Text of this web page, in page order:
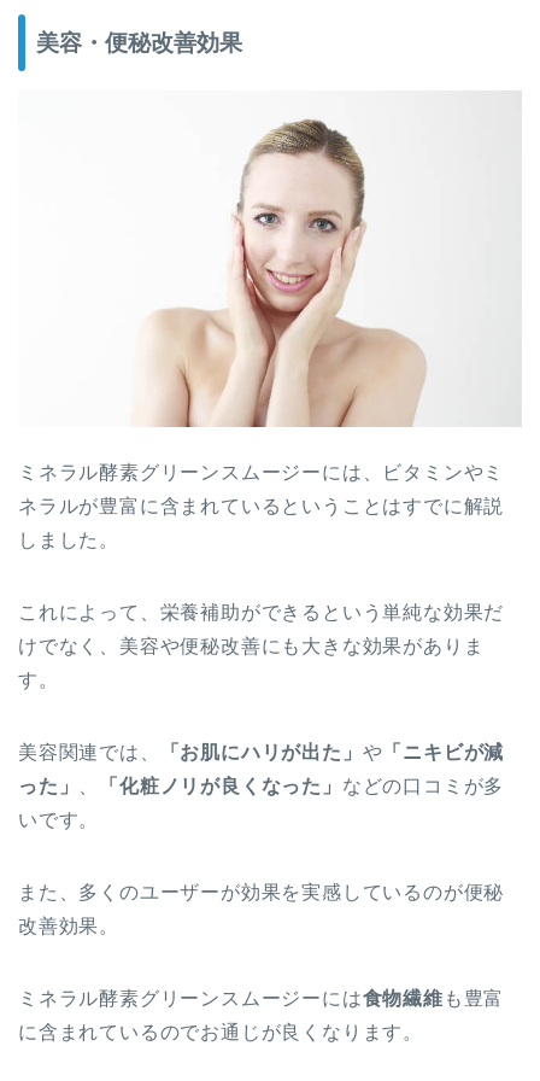
美容・便秘改善効果
ミネラル酵素グリーンスムージーには、ビタミンやミ
ネラルが豊富に含まれているということはすでに解説
しました。
これによって、栄養補助ができるという単純な効果だ
けでなく、 美容や便秘改善にも大きな効果がありま
す。
美容関連では、 「お肌にハリが出た」 や 「ニキビが減
った」
「化粧ノリが良くなった」 などの口コミが多
いです。
また、多くのユーザーが効果を実感しているのが便秘
改善効果。
ミネラル酵素グリーンスムージーには食物繊維 も豊富
に含まれているのでお通じが良くなります。